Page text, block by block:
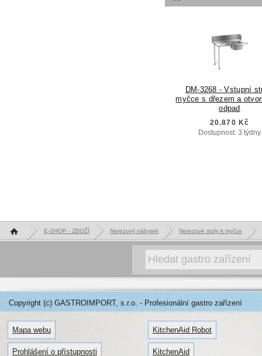
DM-3268 - Vstupní
myčce s dřezem a
odpad
20.870 Kč
Dostupnost: 3 týdny
Hlavní stránka E-SHOP - ZBOŽÍ Nerezový nábytek Nerezové stoly k myčce
Copyright (c) GASTROIMPORT, s.r.o. - Profesionální gastro zařízení
Mapa webu
Prohlášení o přístupnosti
KitchenAid Robot
KitchenAid